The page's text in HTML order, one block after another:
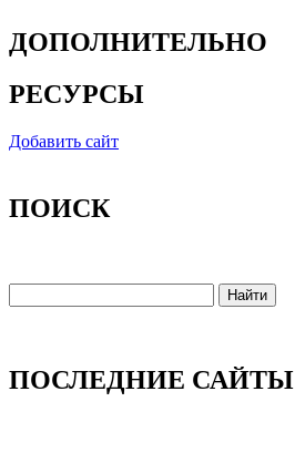
ДОПОЛНИТЕЛЬНО
РЕСУРСЫ
Добавить сайт
ПОИСК
ПОСЛЕДНИЕ САЙТЫ